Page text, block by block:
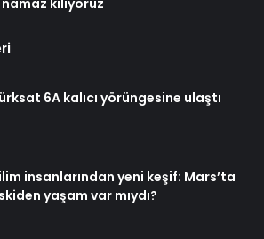
6A kalıcı yörüngesine ulaştı
insanlarından yeni keşif: Mars’ta
eskiden yaşam var mıydı?
yeni özelliğini duyurdu:
mesajlar! Mesaj nasıl
zamanlanır?